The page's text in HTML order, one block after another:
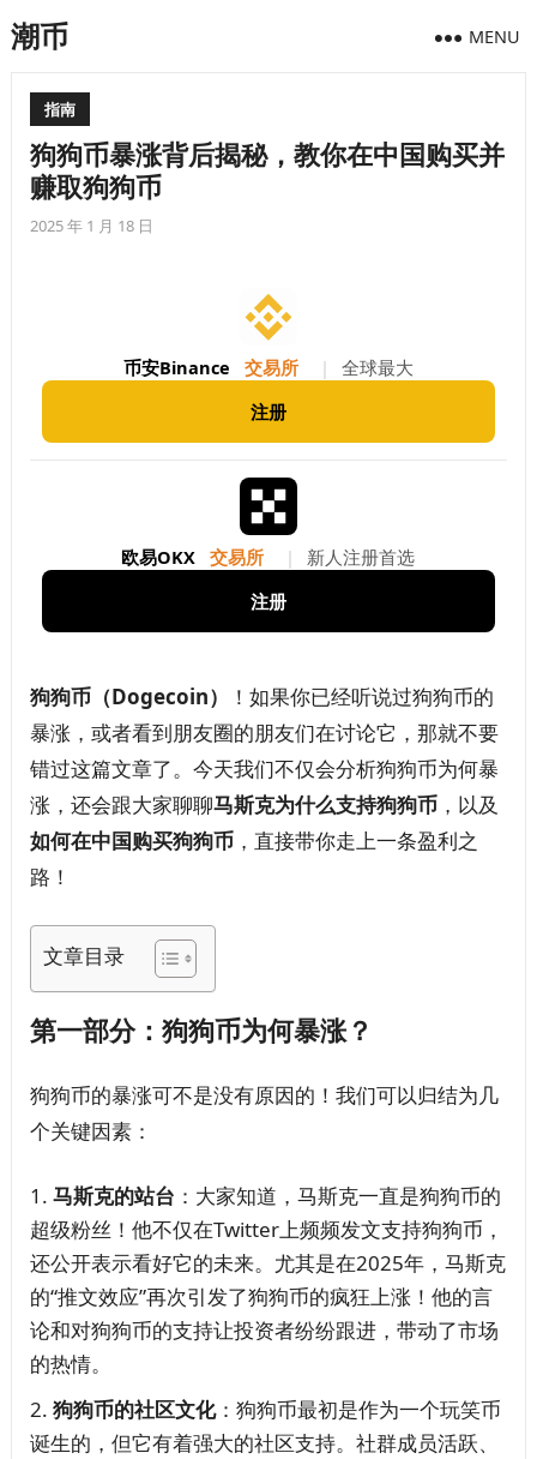
潮币 MENU
指南
狗狗币暴涨背后揭秘，教你在中国购买并
赚取狗狗币
2025 年 1 月 18 日
币安Binance 交易所 |
全球最大
注册
欧易OKX 交易所 |
新人注册首选
注册
狗狗币（Dogecoin）
！如果你已经听说过狗狗币的
暴涨，或者看到朋友圈的朋友们在讨论它，那就不要
错过这篇文章了。今天我们不仅会分析狗狗币为何暴
涨，还会跟大家聊聊马斯克为什么支持狗狗币，以及
如何在中国购买狗狗币，直接带你走上一条盈利之
路！
文章目录
第一部分：狗狗币为何暴涨？
狗狗币的暴涨可不是没有原因的！我们可以归结为几
个关键因素：
马斯克的站台 ：大家知道，马斯克一直是狗狗币的
超级粉丝！他不仅在Twitter上频频发文支持狗狗币，
还公开表示看好它的未来。尤其是在2025年，马斯克
的“推文效应”再次引发了狗狗币的疯狂上涨！他的言
论和对狗狗币的支持让投资者纷纷跟进，带动了市场
的热情。
狗狗币的社区文化：狗狗币最初是作为一个玩笑币
诞生的，但它有着强大的社区支持。社群成员活跃、